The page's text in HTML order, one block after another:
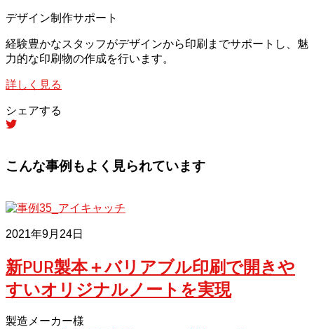
デザイン制作サポート
経験豊かなスタッフがデザインから印刷までサポートし、魅
力的な印刷物の作成を行います。
詳しく見る
シェアする
こんな事例もよく見られています
2021年9月24日
新PUR製本＋バリアブル印刷で開きや
すいオリジナルノートを実現
製造メーカー様